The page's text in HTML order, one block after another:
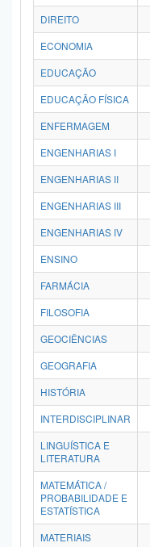
DIREITO
ECONOMIA
EDUCAÇÃO
EDUCAÇÃO FÍSICA
ENFERMAGEM
ENGENHARIAS I
ENGENHARIAS II
ENGENHARIAS III
ENGENHARIAS IV
ENSINO
FARMÁCIA
FILOSOFIA
GEOCIÊNCIAS
GEOGRAFIA
HISTÓRIA
INTERDISCIPLINAR
LINGUÍSTICA E
LITERATURA
MATEMÁTICA /
PROBABILIDADE E
ESTATÍSTICA
MATERIAIS